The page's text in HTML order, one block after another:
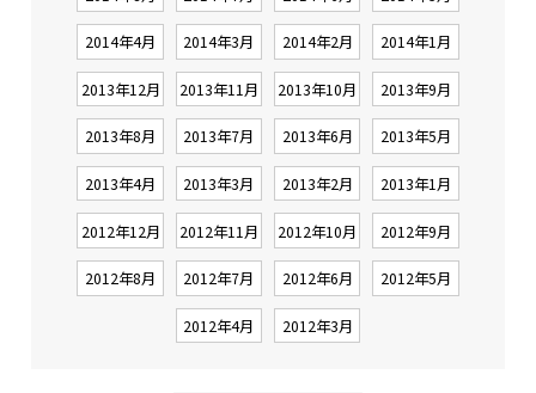
2014年4月 2014年3月 2014年2月 2014年1月
2013年12月 2013年11月 2013年10月 2013年9月
2013年8月 2013年7月 2013年6月 2013年5月
2013年4月 2013年3月 2013年2月 2013年1月
2012年12月 2012年11月 2012年10月 2012年9月
2012年8月 2012年7月 2012年6月 2012年5月
2012年4月 2012年3月